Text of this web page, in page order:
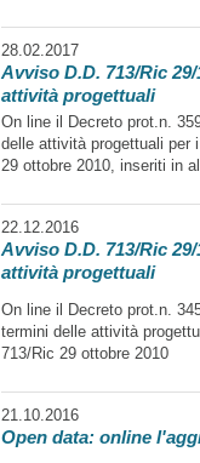
28.02.2017
Avviso D.D. 713/Ric
attività progettuali
On line il Decreto prot.n.
delle attività progettuali per
29 ottobre 2010, inseriti in
22.12.2016
Avviso D.D. 713/Ric
attività progettuali
On line il Decreto prot.n.
termini delle attività
713/Ric 29 ottobre 2010
21.10.2016
Open data: online